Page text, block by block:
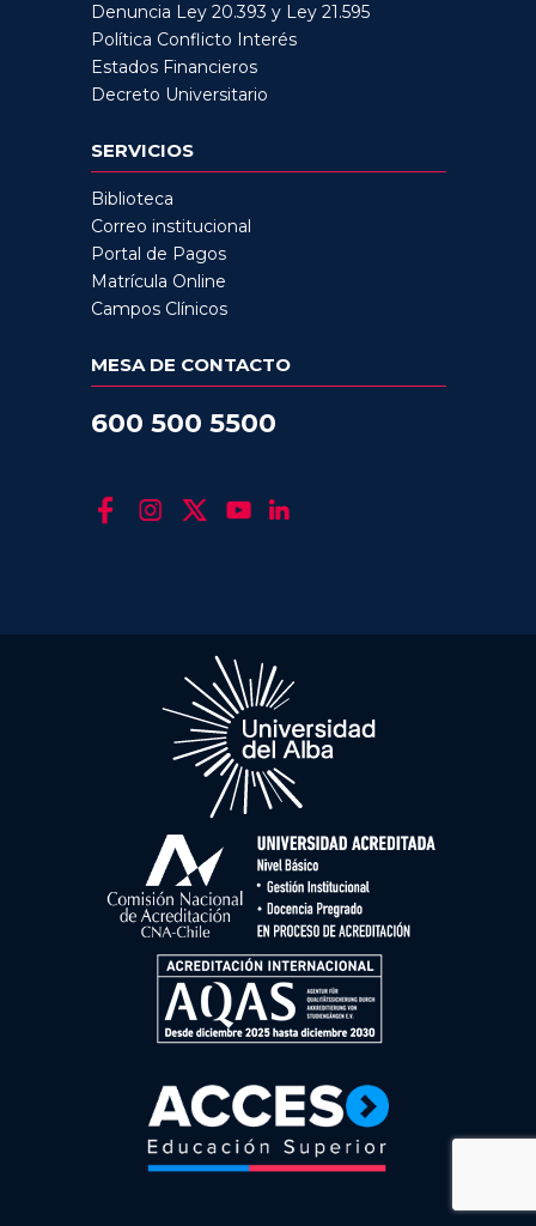
Denuncia Ley 20.393 y Ley 21.595
Política Conflicto Interés
Estados Financieros
Decreto Universitario
SERVICIOS
Biblioteca
Correo institucional
Portal de Pagos
Matrícula Online
Campos Clínicos
MESA DE CONTACTO
600 500 5500